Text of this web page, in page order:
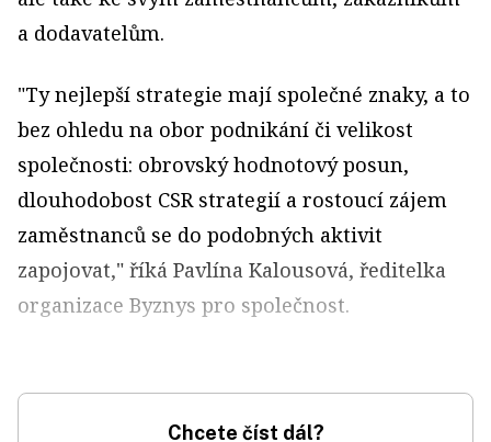
a dodavatelům.
"Ty nejlepší strategie mají společné znaky, a to
bez ohledu na obor podnikání či velikost
společnosti: obrovský hodnotový posun,
dlouhodobost CSR strategií a rostoucí zájem
zaměstnanců se do podobných aktivit
zapojovat," říká Pavlína Kalousová, ředitelka
organizace Byznys pro společnost.
Chcete číst dál?